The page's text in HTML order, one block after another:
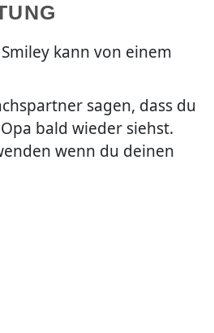
kann von einem
sagen, dass du
bald wieder siehst.
wenn du deinen